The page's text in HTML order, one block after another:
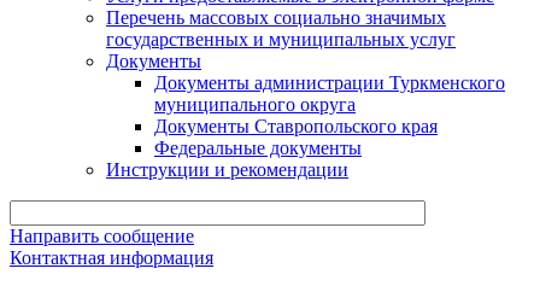
Перечень массовых социально значимых
государственных и муниципальных услуг
Документы
Документы администрации Туркменского
муниципального округа
Документы Ставропольского края
Федеральные документы
Инструкции и рекомендации
Направить сообщение
Контактная информация